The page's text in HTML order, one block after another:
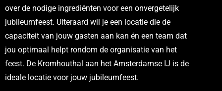
over de nodige ingrediënten voor een onvergetelijk
jubileumfeest. Uiteraard wil je een locatie die de
capaciteit van jouw gasten aan kan én een team dat
jou optimaal helpt rondom de organisatie van het
feest. De Kromhouthal aan het Amsterdamse IJ is de
ideale locatie voor jouw jubileumfeest.